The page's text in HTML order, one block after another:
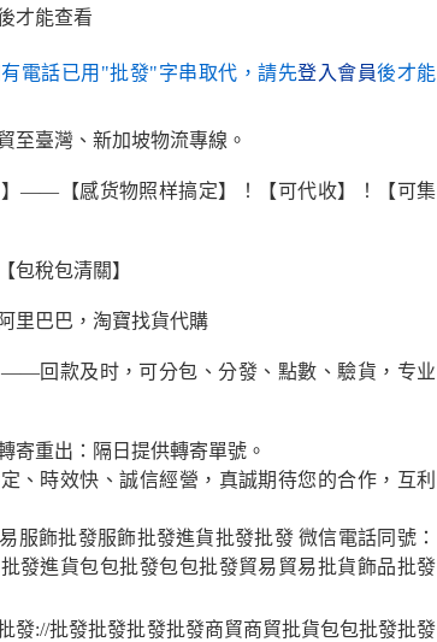
才能查看
電話已用"批發"字串取代，請先登入會員後才能
至臺灣、新加坡物流專線。
】——【感货物照样搞定】！【可代收】！【可集
包稅包清關】
里巴巴，淘寶找貨代購
——回款及时，可分包、分發、點數、驗貨，专业
寄重出：隔日提供轉寄單號。
、時效快、誠信經營，真誠期待您的合作，互利
服飾批發服飾批發進貨批發批發 微信電話同號：
發進貨包包批發包包批發貿易貿易批貨飾品批發
發://批發批發批發批發商貿商貿批貨包包批發批發